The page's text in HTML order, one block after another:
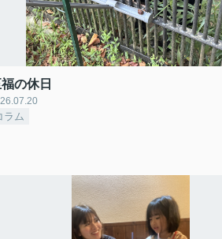
の休日
ラム